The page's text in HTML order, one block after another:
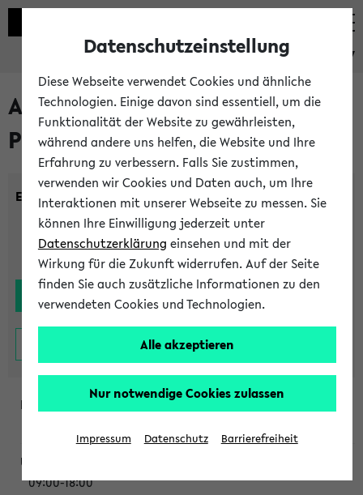
eKVV
Alle noch stattfindenden
Prüfungen
Einrichtung:
09:00-18:00
Datenschutzeinstellung
Diese Webseite verwendet Cookies und ähnliche
Technologien. Einige davon sind essentiell, um die
Funktionalität der Website zu gewährleisten,
während andere uns helfen, die Website und Ihre
Erfahrung zu verbessern. Falls Sie zustimmen,
verwenden wir Cookies und Daten auch, um Ihre
Interaktionen mit unserer Webseite zu messen. Sie
können Ihre Einwilligung jederzeit unter
Datenschutzerklärung einsehen und mit der
Wirkung für die Zukunft widerrufen. Auf der Seite
finden Sie auch zusätzliche Informationen zu den
verwendeten Cookies und Technologien.
Alle akzeptieren
Nur notwendige Cookies zulassen
Impressum Datenschutz Barrierefreiheit